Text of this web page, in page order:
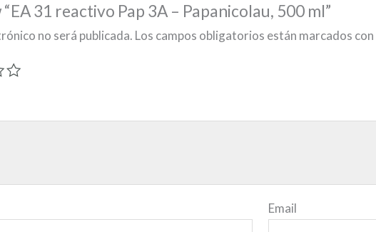
31 reactivo Pap 3A – Papanicolau, 500 ml”
no será publicada. Los campos obligatorios están marcados con
Email